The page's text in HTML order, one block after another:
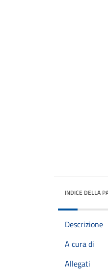
INDICE DELLA
Descrizione
A cura di
Allegati